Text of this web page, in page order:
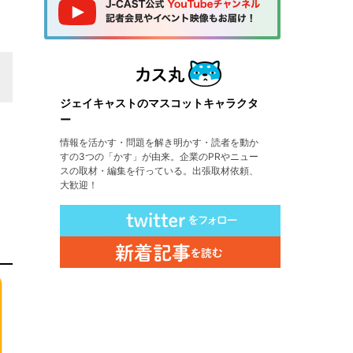
ジェイキャストのマスコットキャラクタ
ー
情報を活かす・問題を解き明かす・読者を動か
すの3つの「かす」が由来。企業のPRやニュー
スの取材・編集を行っている。出張取材依頼、
大歓迎！